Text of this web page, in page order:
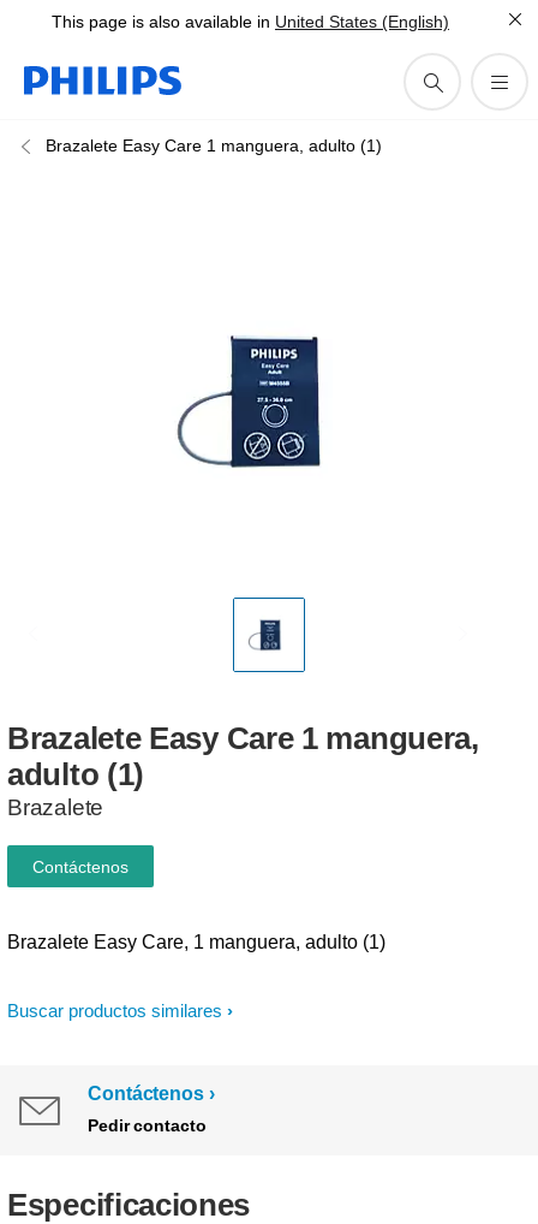
This page is also available in United States (English)
Brazalete Easy Care 1 manguera, adulto (1)
Brazalete Easy Care 1 manguera,
adulto (1)
Brazalete
Buscar productos similares
Brazalete Easy Care, 1 manguera, adulto (1)
Contáctenos
Contáctenos
Pedir contacto
Especificaciones